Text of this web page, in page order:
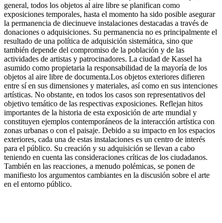
general, todos los objetos al aire libre se planifican como
exposiciones temporales, hasta el momento ha sido posible asegurar
la permanencia de diecinueve instalaciones destacadas a través de
donaciones o adquisiciones. Su permanencia no es principalmente el
resultado de una política de adquisición sistemática, sino que
también depende del compromiso de la población y de las
actividades de artistas y patrocinadores. La ciudad de Kassel ha
asumido como propietaria la responsabilidad de la mayoría de los
objetos al aire libre de documenta.Los objetos exteriores difieren
entre sí en sus dimensiones y materiales, así como en sus intenciones
artísticas. No obstante, en todos los casos son representativos del
objetivo temático de las respectivas exposiciones. Reflejan hitos
importantes de la historia de esta exposición de arte mundial y
constituyen ejemplos contemporáneos de la interacción artística con
zonas urbanas o con el paisaje. Debido a su impacto en los espacios
exteriores, cada una de estas instalaciones es un centro de interés
para el público. Su creación y su adquisición se llevan a cabo
teniendo en cuenta las consideraciones críticas de los ciudadanos.
También en las reacciones, a menudo polémicas, se ponen de
manifiesto los argumentos cambiantes en la discusión sobre el arte
en el entorno público.